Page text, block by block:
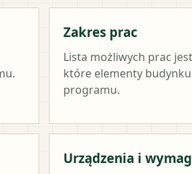
Zakres prac
Lista możliwych prac
które elementy
programu.
Urządzenia i